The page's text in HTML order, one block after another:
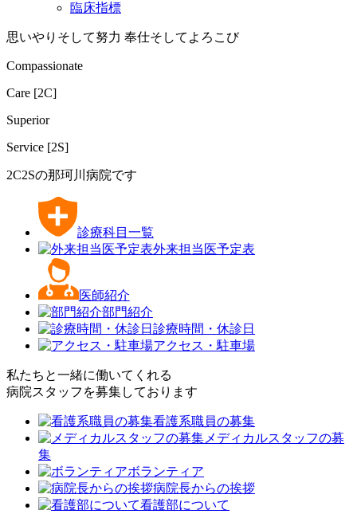
臨床指標
思いやりそして努力 奉仕そしてよろこび
Compassionate
Care [2C]
Superior
Service [2S]
2C2Sの那珂川病院です
診療科目一覧
外来担当医予定表
医師紹介
部門紹介
診療時間・休診日
アクセス・駐車場
私たちと一緒に働いてくれる
病院スタッフを募集しております
看護系職員の募集
メディカルスタッフの募
集
ボランティア
病院長からの挨拶
看護部について